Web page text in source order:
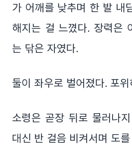
가 어깨를 낮추며 한 발 내
해지는 걸 느꼈다. 장력은
는 닦은 자였다.
둘이 좌우로 벌어졌다. 포
소령은 곧장 뒤로 물러나
대신 반 걸음 비켜서며 도